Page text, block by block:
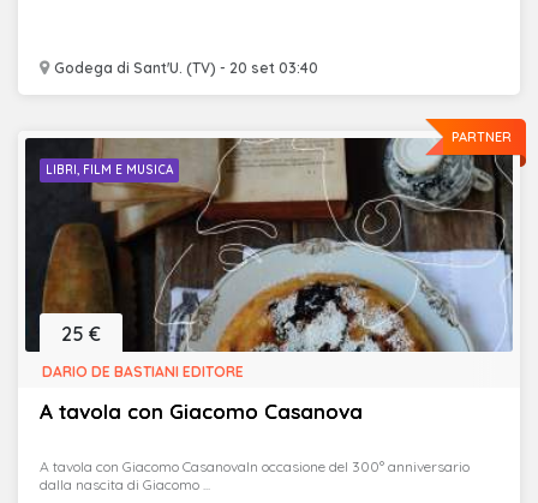
Godega di Sant'U. (TV) - 20 set 03:40
PARTNER
LIBRI, FILM E MUSICA
A tavola con Giacomo Casanova
25 €
DARIO DE BASTIANI EDITORE
A tavola con Giacomo CasanovaIn occasione del 300° anniversario
dalla nascita di Giacomo ...